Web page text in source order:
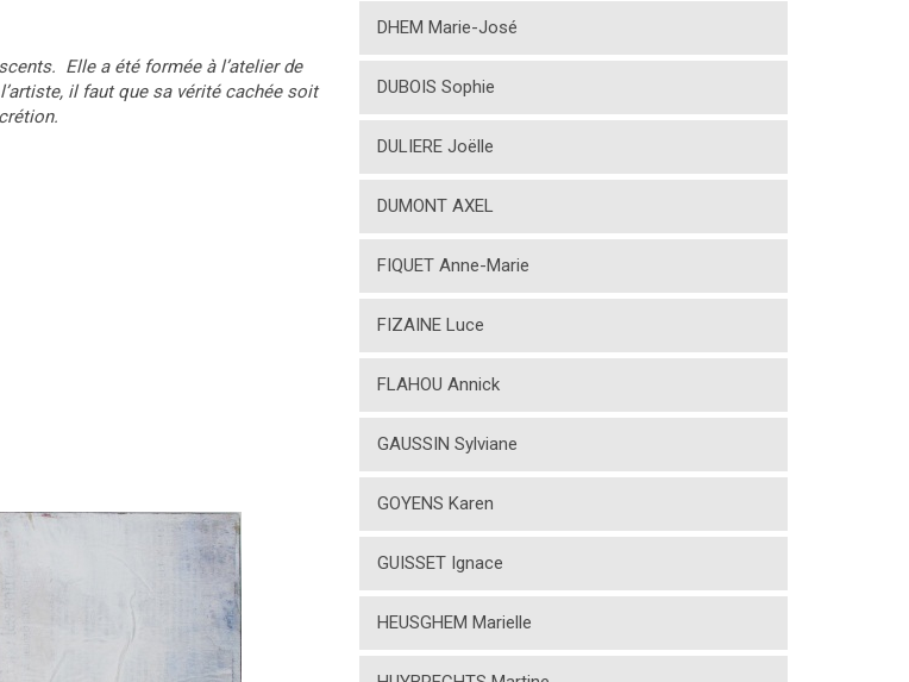
Elle a été formée à l’atelier de
il faut que sa vérité cachée soit
DHEM Marie-José
DUBOIS Sophie
DULIERE Joëlle
DUMONT AXEL
FIQUET Anne-Marie
FIZAINE Luce
FLAHOU Annick
GAUSSIN Sylviane
GOYENS Karen
GUISSET Ignace
HEUSGHEM Marielle